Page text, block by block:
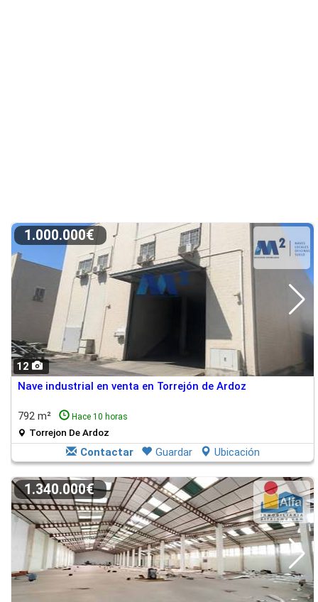
12
1.000.000€
Nave industrial en venta en Torrejón de Ardoz
792 m² Hace 10 horas
Torrejon De Ardoz
Contactar Guardar Ubicación
1.340.000€